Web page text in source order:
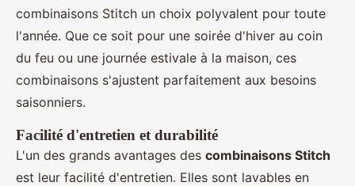
combinaisons Stitch un choix polyvalent pour toute
l'année. Que ce soit pour une soirée d'hiver au coin
du feu ou une journée estivale à la maison, ces
combinaisons s'ajustent parfaitement aux besoins
saisonniers.
Facilité d'entretien et durabilité
L'un des grands avantages des combinaisons Stitch
est leur facilité d'entretien. Elles sont lavables en